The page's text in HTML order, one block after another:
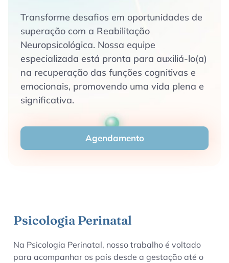
Transforme desafios em oportunidades de
superação com a Reabilitação
Neuropsicológica. Nossa equipe
especializada está pronta para auxiliá-lo(a)
na recuperação das funções cognitivas e
emocionais, promovendo uma vida plena e
significativa.
Agendamento
Psicologia Perinatal
Na Psicologia Perinatal, nosso trabalho é voltado
para acompanhar os pais desde a gestação até o